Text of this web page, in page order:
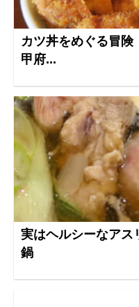
カツ丼をめぐる冒険
甲府...
実はヘルシーなア
鍋